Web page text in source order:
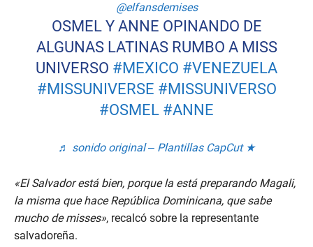
@elfansdemises
OSMEL Y ANNE OPINANDO DE
ALGUNAS LATINAS RUMBO A MISS
UNIVERSO #MEXICO #VENEZUELA
#MISSUNIVERSE #MISSUNIVERSO
#OSMEL #ANNE
♬ sonido original – Plantillas CapCut ★
«El Salvador está bien, porque la está preparando Magali,
la misma que hace República Dominicana, que sabe
mucho de misses», recalcó sobre la representante
salvadoreña.